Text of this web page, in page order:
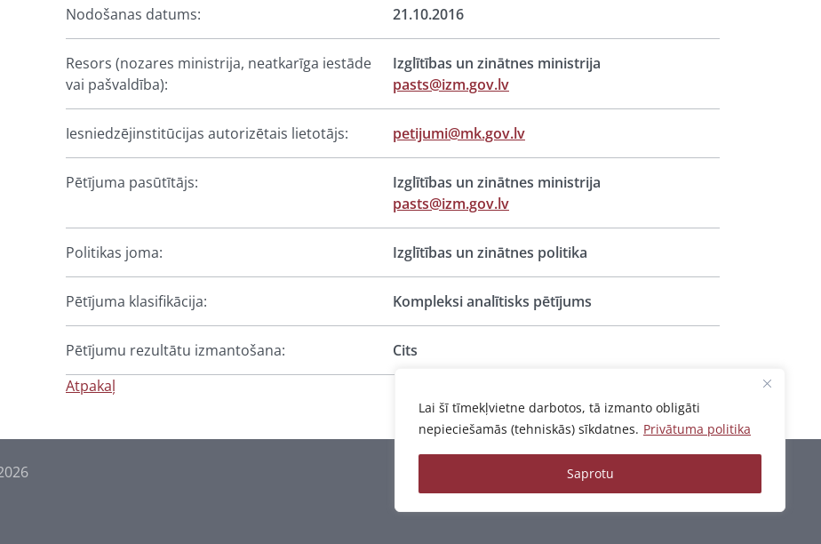
Lai šī tīmekļvietne darbotos, tā izmanto obligāti
nepieciešamās (tehniskās) sīkdatnes. Privātuma politika
Saprotu
Nodošanas datums: 21.10.2016
Resors (nozares ministrija, neatkarīga iestāde
vai pašvaldība):
Izglītības un zinātnes ministrija
pasts@izm.gov.lv
Iesniedzējinstitūcijas autorizētais lietotājs: petijumi@mk.gov.lv
Pētījuma pasūtītājs:
Izglītības un zinātnes ministrija
pasts@izm.gov.lv
Politikas joma: Izglītības un zinātnes politika
Pētījuma klasifikācija: Kompleksi analītisks pētījums
Pētījumu rezultātu izmantošana:
Cits
Atpakaļ
Privātuma politika